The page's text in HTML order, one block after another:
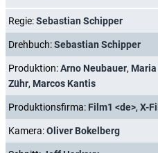
Regie:Sebastian Schipper
Drehbuch:Sebastian Schipper
Produktion:Arno Neubauer,
Zühr, Marcos Kantis
Produktionsfirma: Film1 <de>, X-
Kamera:Oliver Bokelberg